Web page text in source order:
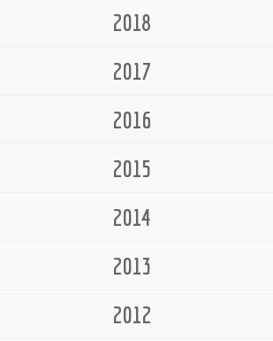
2018
2017
2016
2015
2014
2013
2012